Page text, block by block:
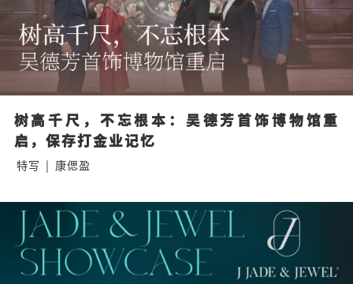
树高千尺，不忘根本：吴德芳首饰博物馆重
启，保存打金业记忆
特写 | 康偲盈